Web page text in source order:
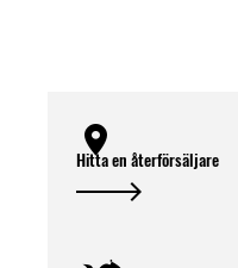
Hitta en återförsäljare